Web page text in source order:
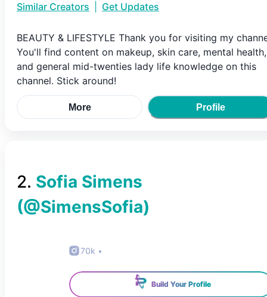
Similar Creators Get Updates
BEAUTY & LIFESTYLE Thank you for visiting my
You'll find content on makeup, skin care, mental health,
and general mid-twenties lady life knowledge on this
channel. Stick around!
More Profile
2. Sofia Simens
(@SimensSofia)
70k •
Build Your Profile